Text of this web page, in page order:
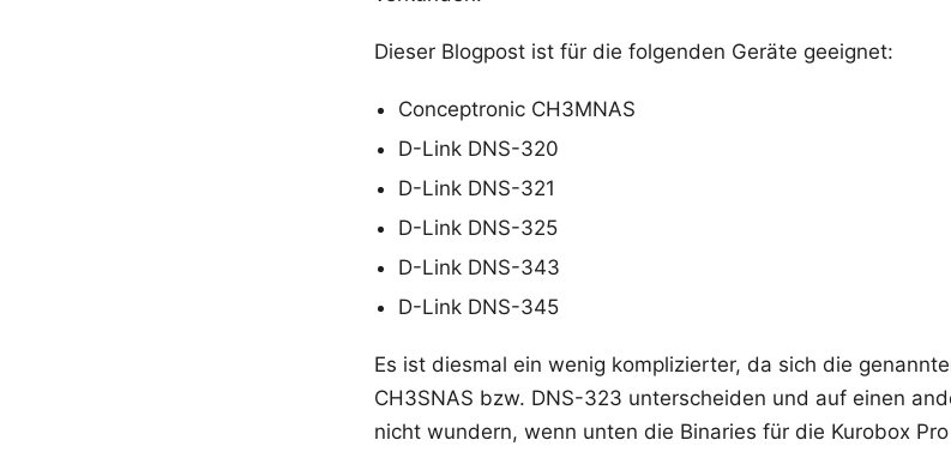
Dieser Blogpost ist für die folgenden Geräte geeignet:
Conceptronic CH3MNAS
D-Link DNS-320
D-Link DNS-321
D-Link DNS-325
D-Link DNS-343
D-Link DNS-345
Es ist diesmal ein wenig komplizierter, da sich die
CH3SNAS bzw. DNS-323 unterscheiden und auf einen
nicht wundern, wenn unten die Binaries für die Kurobox